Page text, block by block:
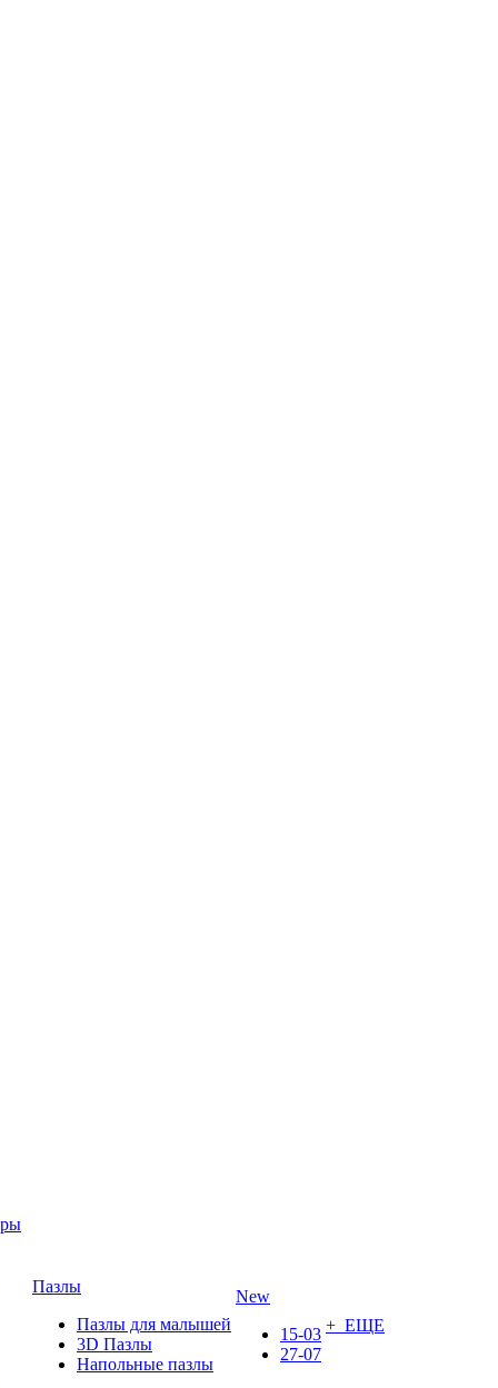
Пазлы
Пазлы для малышей
3D Пазлы
Напольные пазлы
New
15-03
27-07
+ ЕЩЕ